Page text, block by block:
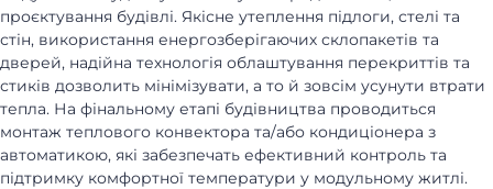
проєктування будівлі. Якісне утеплення підлоги, стелі та
стін, використання енергозберігаючих склопакетів та
дверей, надійна технологія облаштування перекриттів та
стиків дозволить мінімізувати, а то й зовсім усунути втрати
тепла. На фінальному етапі будівництва проводиться
монтаж теплового конвектора та/або кондиціонера з
автоматикою, які забезпечать ефективний контроль та
підтримку комфортної температури у модульному житлі.